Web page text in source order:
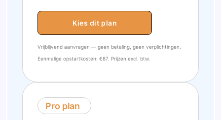
Kies dit plan
Vrijblijvend aanvragen — geen betaling, geen verplichtingen.
Eenmalige opstartkosten: €87. Prijzen excl. btw.
Pro plan